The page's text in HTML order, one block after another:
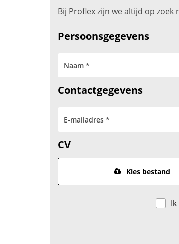
Bij Proflex zijn we altijd op
Persoonsgegevens
Contactgegevens
CV
Kies bestand